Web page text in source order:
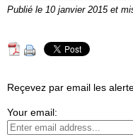
Publié le 10 janvier 2015 et
Reçevez par email les
Your email: